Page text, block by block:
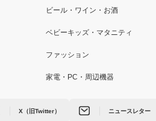
ビール・ワイン・お酒
ベビーキッズ・マタニティ
ファッション
家電・PC・周辺機器
X（旧Twitter） ニュースレター